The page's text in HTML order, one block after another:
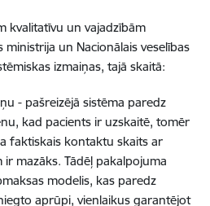
kvalitatīvu un vajadzībām
un Nacionālais veselības
izmaiņas, tajā skaitā:
- pašreizējā sistēma paredz
kad pacients ir uzskaitē, tomēr
faktiskais kontaktu skaits ar
mazāks. Tādēļ pakalpojuma
modelis, kas paredz
aprūpi, vienlaikus garantējot